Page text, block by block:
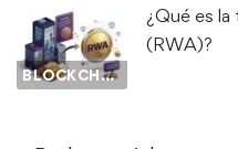
BLOCKCHAIN
¿Qué es
(RWA)?